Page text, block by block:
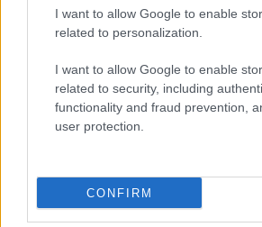
I want to allow Google to enable
related to personalization.
I want to allow Google to enable
related to security, including
functionality and fraud prevention,
user protection.
CONFIRM
αντιδράσεις
περισσότερα